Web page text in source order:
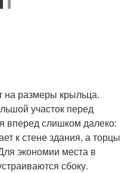
на размеры крыльца.
участок перед
вперед слишком далеко:
к стене здания, а торцы
экономии места в
сбоку.